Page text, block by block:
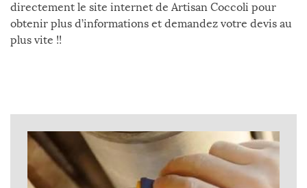
directement le site internet de Artisan Coccoli pour
obtenir plus d’informations et demandez votre devis au
plus vite !!